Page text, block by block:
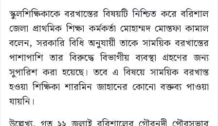
স্কুলশিক্ষিকাকে বরখাস্তের বিষয়টি নিশ্চিত করে বরিশাল
জেলা প্রাথমিক শিক্ষা কর্মকর্তা মোহাম্মদ মোস্তফা কামাল
বলেন, সরকারি বিধি অনুযায়ী তাকে সাময়িক বরখাস্তের
পাশাপাশি তার বিরুদ্ধে বিভাগীয় ব্যবস্থা গ্রহণের জন্য
সুপারিশ করা হয়েছে। তবে এ বিষয়ে সাময়িক বরখাস্ত
হওয়া শিক্ষিকা শারমিন জাহানের কোনো বক্তব্য পাওয়া
যায়নি।